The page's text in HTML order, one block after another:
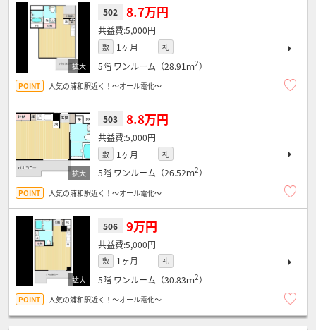
502 8.7万円
5,000円
敷 1ヶ月 礼
5階 ワンルーム（28.91ｍ2）
人気の浦和駅近く！～オール電化～
503 8.8万円
5,000円
敷 1ヶ月 礼
5階 ワンルーム（26.52ｍ2）
人気の浦和駅近く！～オール電化～
506 9万円
5,000円
敷 1ヶ月 礼
5階 ワンルーム（30.83ｍ2）
人気の浦和駅近く！～オール電化～